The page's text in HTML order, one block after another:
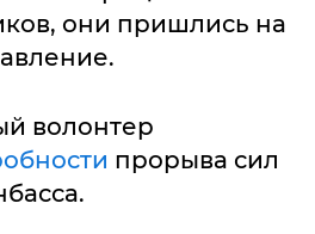
они пришлись на
волонтер
прорыва сил